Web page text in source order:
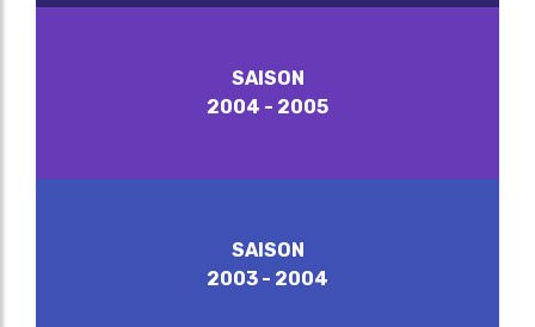
SAISON
2004 - 2005
SAISON
2003 - 2004